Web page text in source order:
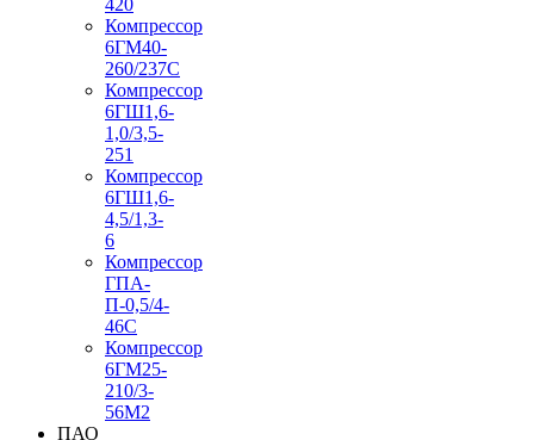
420
Компрессор
6ГМ40-
260/237C
Компрессор
6ГШ1,6-
1,0/3,5-
251
Компрессор
6ГШ1,6-
4,5/1,3-
6
Компрессор
ГПА-
П-0,5/4-
46С
Компрессор
6ГМ25-
210/3-
56М2
ПАО